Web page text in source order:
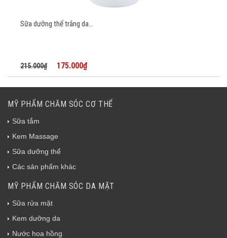
Sữa dưỡng thể trắng da...
215.000₫ 175.000₫
MỸ PHẨM CHĂM SÓC CƠ THỂ
Sữa tắm
Kem Massage
Sữa dưỡng thể
Các sản phẩm khác
MỸ PHẨM CHĂM SÓC DA MẶT
Sữa rửa mặt
Kem dưỡng da
Nước hoa hồng